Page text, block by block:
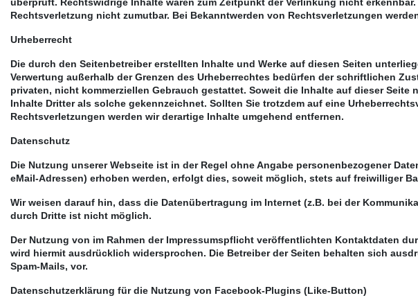
Rechtsverletzung nicht zumutbar. Bei Bekanntwerden von Rechtsverletzungen
Urheberrecht
Die durch den Seitenbetreiber erstellten Inhalte und Werke auf diesen Seiten
Verwertung außerhalb der Grenzen des Urheberrechtes bedürfen der schriftlichen
privaten, nicht kommerziellen Gebrauch gestattet. Soweit die Inhalte auf dieser
Inhalte Dritter als solche gekennzeichnet. Sollten Sie trotzdem auf eine
Rechtsverletzungen werden wir derartige Inhalte umgehend entfernen.
Datenschutz
Die Nutzung unserer Webseite ist in der Regel ohne Angabe personenbezogener
eMail-Adressen) erhoben werden, erfolgt dies, soweit möglich, stets auf freiwilliger
Wir weisen darauf hin, dass die Datenübertragung im Internet (z.B. bei der
durch Dritte ist nicht möglich.
Der Nutzung von im Rahmen der Impressumspflicht veröffentlichten Kontaktdaten
wird hiermit ausdrücklich widersprochen. Die Betreiber der Seiten behalten sich
Spam-Mails, vor.
Datenschutzerklärung für die Nutzung von Facebook-Plugins (Like-Button)